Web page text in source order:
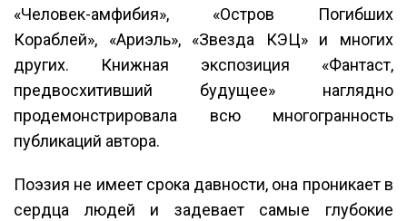
«Человек-амфибия», «Остров Погибших
Кораблей», «Ариэль», «Звезда КЭЦ» и многих
других. Книжная экспозиция «Фантаст,
предвосхитивший будущее» наглядно
продемонстрировала всю многогранность
публикаций автора.
Поэзия не имеет срока давности, она проникает в
сердца людей и задевает самые глубокие